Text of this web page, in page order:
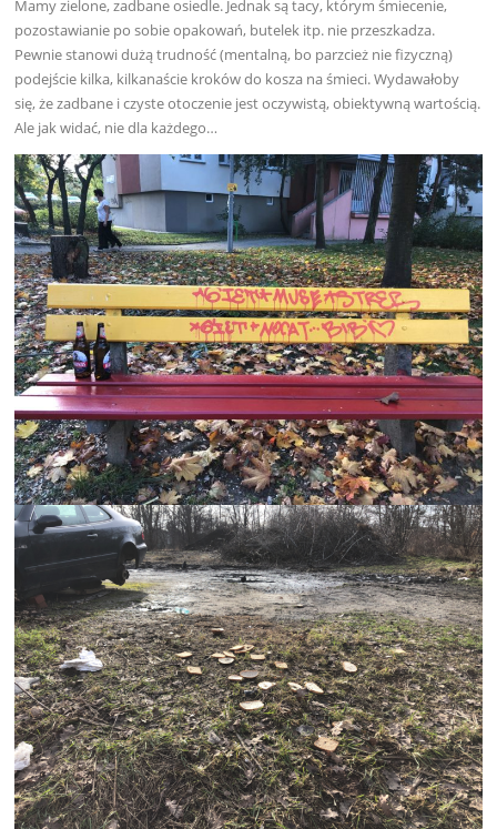
Mamy zielone, zadbane osiedle. Jednak są tacy, którym śmiecenie,
pozostawianie po sobie opakowań, butelek itp. nie przeszkadza.
Pewnie stanowi dużą trudność (mentalną, bo parzcież nie fizyczną)
podejście kilka, kilkanaście kroków do kosza na śmieci. Wydawałoby
się, że zadbane i czyste otoczenie jest oczywistą, obiektywną wartością.
Ale jak widać, nie dla każdego…